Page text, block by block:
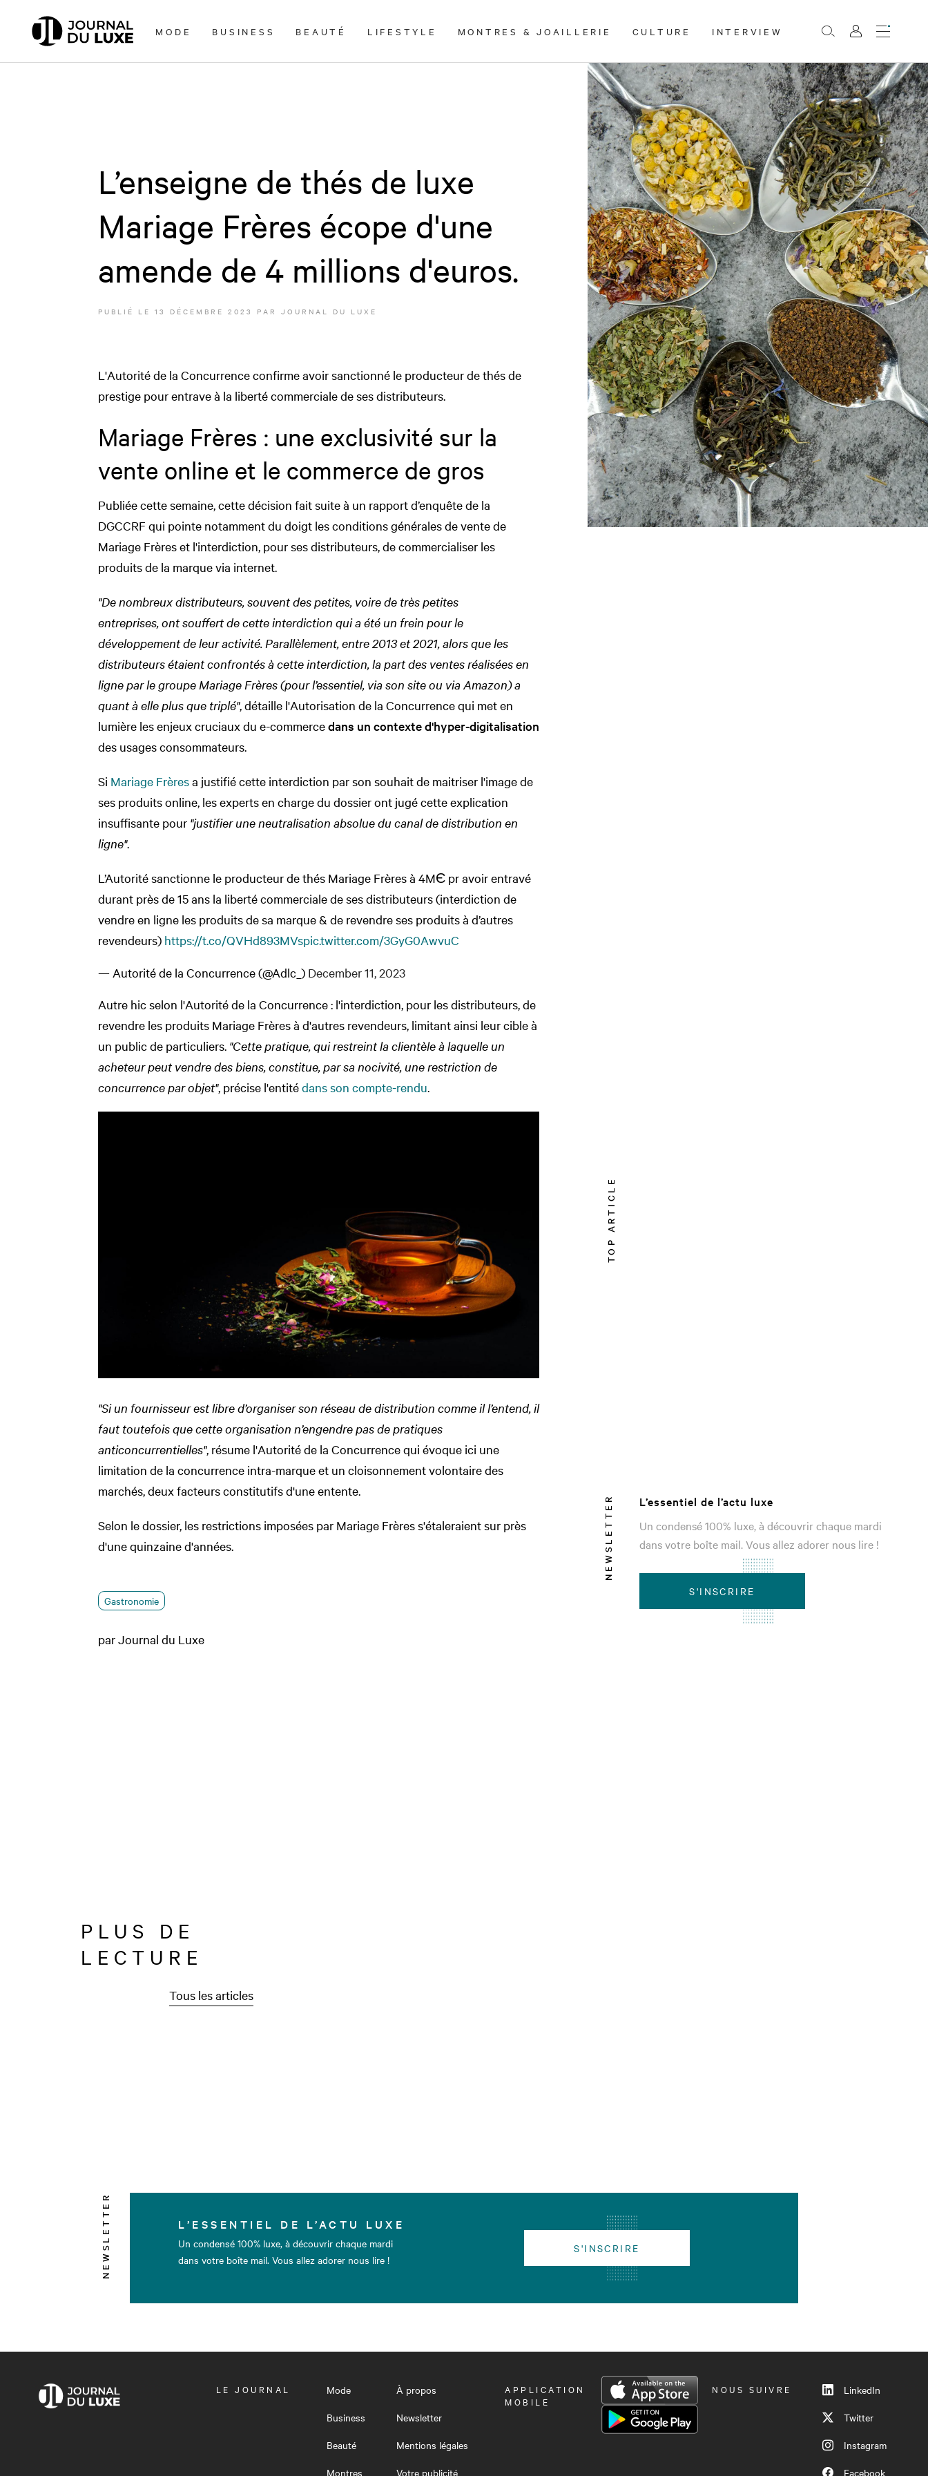
directement
MODE BUSINESS BEAUTÉ LIFESTYLE MONTRES & JOAILLERIE CULTURE INTERVIEW Rechercher
Mon
compte
Menu
L’enseigne de thés de luxe
Mariage Frères écope d'une
amende de 4 millions d'euros.
PUBLIÉ LE 13 DÉCEMBRE 2023 PAR JOURNAL DU LUXE
L'Autorité de la Concurrence confirme avoir sanctionné le producteur de thés de
prestige pour entrave à la liberté commerciale de ses distributeurs.
Mariage Frères : une exclusivité sur la
vente online et le commerce de gros
Publiée cette semaine, cette décision fait suite à un rapport d’enquête de la
DGCCRF qui pointe notamment du doigt les conditions générales de vente de
Mariage Frères et l'interdiction, pour ses distributeurs, de commercialiser les
produits de la marque via internet.
"De nombreux distributeurs, souvent des petites, voire de très petites
entreprises, ont souffert de cette interdiction qui a été un frein pour le
développement de leur activité. Parallèlement, entre 2013 et 2021, alors que les
distributeurs étaient confrontés à cette interdiction, la part des ventes réalisées en
ligne par le groupe Mariage Frères (pour l’essentiel, via son site ou via Amazon) a
quant à elle plus que triplé", détaille l'Autorisation de la Concurrence qui met en
lumière les enjeux cruciaux du e-commercedans un contexte d'hyper-digitalisation
des usages consommateurs.
Si Mariage Frèresa justifié cette interdiction par son souhait de maitriser l'image de
ses produits online, les experts en charge du dossier ont jugé cette explication
insuffisante pour "justifier une neutralisation absolue du canal de distribution en
ligne".
L’Autorité sanctionne le producteur de thés Mariage Frères à 4MЄ pr avoir entravé
durant près de 15 ans la liberté commerciale de ses distributeurs (interdiction de
vendre en ligne les produits de sa marque & de revendre ses produits à d’autres
revendeurs) https://t.co/QVHd893MVspic.twitter.com/3GyG0AwvuC
— Autorité de la Concurrence (@Adlc_) December 11, 2023
Autre hic selon l'Autorité de la Concurrence : l'interdiction, pour les distributeurs, de
revendre les produits Mariage Frères à d'autres revendeurs, limitant ainsi leur cible à
un public de particuliers. "Cette pratique, qui restreint la clientèle à laquelle un
acheteur peut vendre des biens, constitue, par sa nocivité, une restriction de
concurrence par objet", précise l'entitédans son compte-rendu
"Si un fournisseur est libre d’organiser son réseau de distribution comme il l’entend, il
faut toutefois que cette organisation n’engendre pas de pratiques
anticoncurrentielles", résume l'Autorité de la Concurrence qui évoque ici une
limitation de la concurrence intra-marque et un cloisonnement volontaire des
marchés, deux facteurs constitutifs d'une entente.
Selon le dossier, les restrictions imposées par Mariage Frères s'étaleraient sur près
d'une quinzaine d'années.
Gastronomie
par Journal du Luxe
TOP ARTICLE
NEWSLETTER
L’essentiel de l’actu luxe
Un condensé 100% luxe, à découvrir chaque mardi
dans votre boîte mail. Vous allez adorer nous lire !
S'INSCRIRE
PLUS DE
LECTURE
Tous les articles
NEWSLETTER L’ESSENTIEL DE L’ACTU LUXE
Un condensé 100% luxe, à découvrir chaque mardi
dans votre boîte mail. Vous allez adorer nous lire !
S'INSCRIRE
OUVRIR
LE JOURNAL
Mode
Business
Beauté
Montres
À propos
Newsletter
Mentions légales
Votre publicité
OUVRIR
LE
APPLICATION
MOBILE
NOUS SUIVRE
LinkedIn
Twitter
Instagram
Facebook